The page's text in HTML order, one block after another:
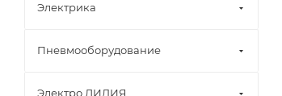
Электрика
Пневмооборудование
Электро ЛИДИЯ